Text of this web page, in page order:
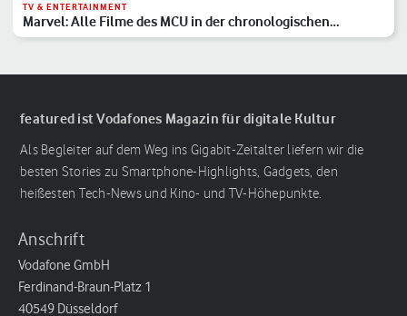
TV & ENTERTAINMENT
Marvel: Alle Filme des MCU in der chronologischen
Reihenfolge
featured ist Vodafones Magazin für digitale Kultur
Als Begleiter auf dem Weg ins Gigabit-Zeitalter liefern wir die
besten Stories zu Smartphone-Highlights, Gadgets, den
heißesten Tech-News und Kino- und TV-Höhepunkte.
Anschrift
Vodafone GmbH
Ferdinand-Braun-Platz 1
40549 Düsseldorf